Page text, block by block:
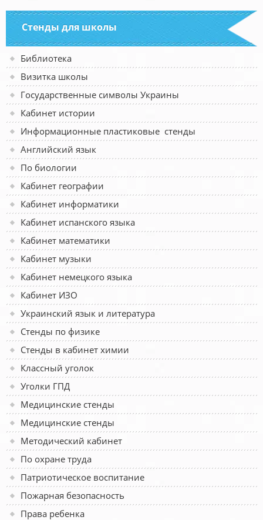
Стенды для школы
Библиотека
Визитка школы
Государственные символы Украины
Кабинет истории
Информационные пластиковые стенды
Английский язык
По биологии
Кабинет географии
Кабинет информатики
Кабинет испанского языка
Кабинет математики
Кабинет музыки
Кабинет немецкого языка
Кабинет ИЗО
Украинский язык и литература
Стенды по физике
Стенды в кабинет химии
Классный уголок
Уголки ГПД
Медицинские стенды
Медицинские стенды
Методический кабинет
По охране труда
Патриотическое воспитание
Пожарная безопасность
Права ребенка